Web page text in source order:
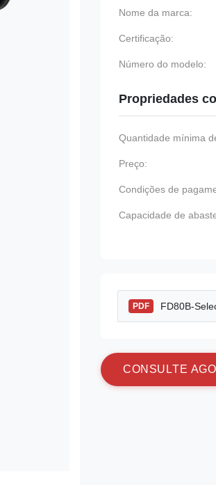
Nome da marca:
Certificação:
Número do modelo:
Propriedades
Quantidade mínima
Preço:
Condições de
Capacidade de
PDF FD80B-
CON SU LTE AGO